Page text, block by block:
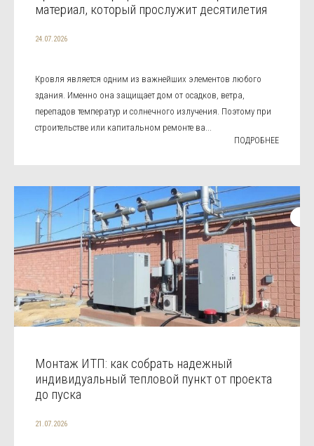
материал, который прослужит десятилетия
24.07.2026
Кровля является одним из важнейших элементов любого
здания. Именно она защищает дом от осадков, ветра,
перепадов температур и солнечного излучения. Поэтому при
строительстве или капитальном ремонте ва...
ПОДРОБНЕЕ
Монтаж ИТП: как собрать надежный
индивидуальный тепловой пункт от проекта
до пуска
21.07.2026